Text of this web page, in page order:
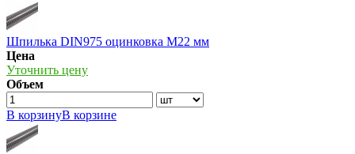
Шпилька DIN975 оцинковка М22 мм
Цена
Уточнить цену
Объем
В корзинуВ корзине